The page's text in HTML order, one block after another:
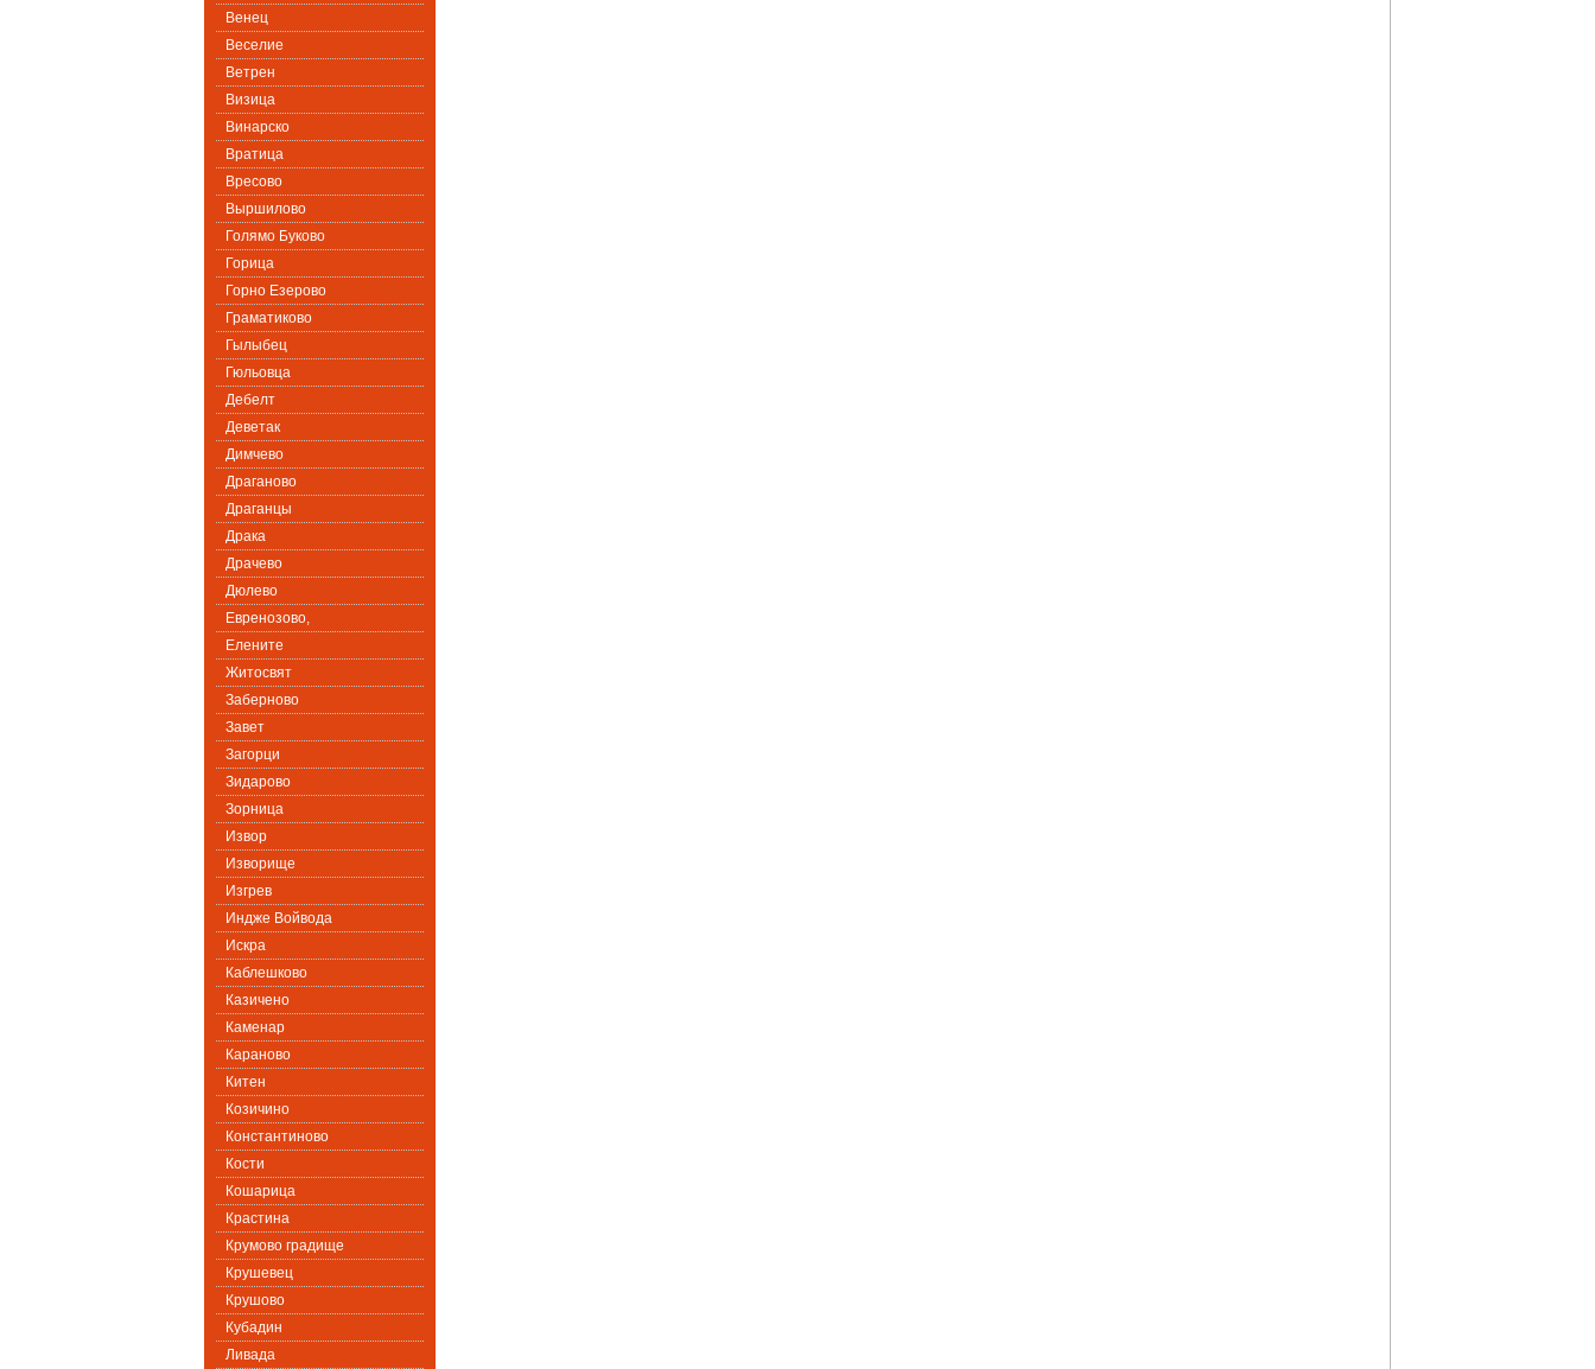
Венец
Веселие
Ветрен
Визица
Винарско
Вратица
Вресово
Выршилово
Голямо Буково
Горица
Горно Езерово
Граматиково
Гылыбец
Гюльовца
Дебелт
Деветак
Димчево
Драганово
Драганцы
Драка
Драчево
Дюлево
Евренозово,
Елените
Житосвят
Заберново
Завет
Загорци
Зидарово
Зорница
Извор
Изворище
Изгрев
Индже Войвода
Искра
Каблешково
Казичено
Каменар
Караново
Китен
Козичино
Константиново
Кости
Кошарица
Крастина
Крумово градище
Крушевец
Крушово
Кубадин
Ливада